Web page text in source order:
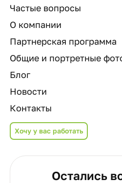
Частые вопросы
О компании
Партнерская программа
Общие и портретные
Блог
Новости
Контакты
Хочу у вас работать
Остались